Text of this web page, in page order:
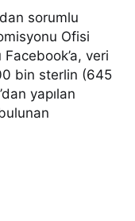
sorumlu
Ofisi
veri
bin sterlin (645
yapılan